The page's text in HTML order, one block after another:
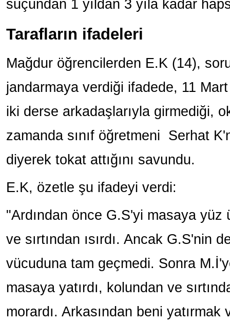
suçundan 1 yıldan 3 yıla kadar
Tarafların ifadeleri
Mağdur öğrencilerden E.K (14),
jandarmaya verdiği ifadede, 11
iki derse arkadaşlarıyla girmediği,
zamanda sınıf öğretmeni Serhat
diyerek tokat attığını savundu.
E.K, özetle şu ifadeyi verdi:
"Ardından önce G.S'yi masaya yüz
ve sırtından ısırdı. Ancak G.S'nin
vücuduna tam geçmedi. Sonra
masaya yatırdı, kolundan ve
morardı. Arkasından beni yatırmak